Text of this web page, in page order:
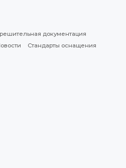
документация
Стандарты оснащения